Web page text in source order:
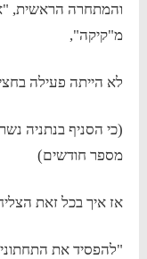
והמתחרה הראשית,
מ"קיקה",
לא הייתה פעילה
(כי הסניף בנתניה
מספר חודשים)
אז איך בכל זאת
"להפסיד את